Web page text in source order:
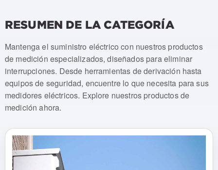
RESUMEN DE LA CATEGORÍA
Mantenga el suministro eléctrico con nuestros productos
de medición especializados, diseñados para eliminar
interrupciones. Desde herramientas de derivación hasta
equipos de seguridad, encuentre lo que necesita para sus
medidores eléctricos. Explore nuestros productos de
medición ahora.